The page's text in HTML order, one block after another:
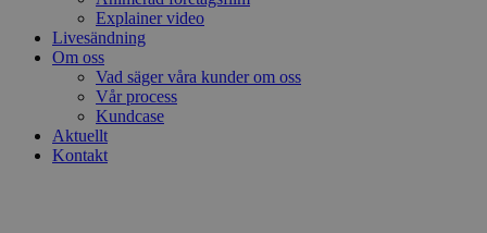
Explainer video
Livesändning
Om oss
Vad säger våra kunder om oss
Vår process
Kundcase
Aktuellt
Kontakt